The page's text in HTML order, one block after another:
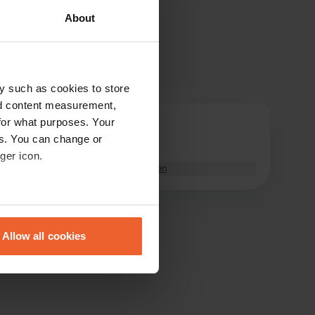
About
such as cookies to store
content measurement,
what purposes. Your
You can change or
icon.
meters
Allow all cookies
m magre
Juli 2026
Original anzeigen